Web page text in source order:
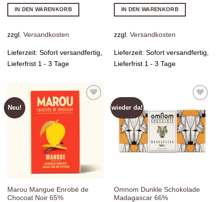
IN DEN WARENKORB
zzgl. Versandkosten
Lieferzeit: Sofort versandfertig,
Lieferfrist 1 - 3 Tage
IN DEN WARENKORB
zzgl. Versandkosten
Lieferzeit: Sofort versandfertig,
Lieferfrist 1 - 3 Tage
Neu!
Wunschliste
hinzufügen
Marou Mangue Enrobé de
Chocoat Noir 65%
wieder da!
Wunschliste
hinzufügen
Omnom Dunkle Schokolade
Madagascar 66%